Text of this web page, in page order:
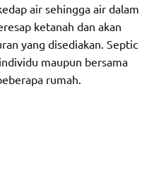
air sehingga air dalam
ketanah dan akan
yang disediakan. Septic
maupun bersama
rumah.